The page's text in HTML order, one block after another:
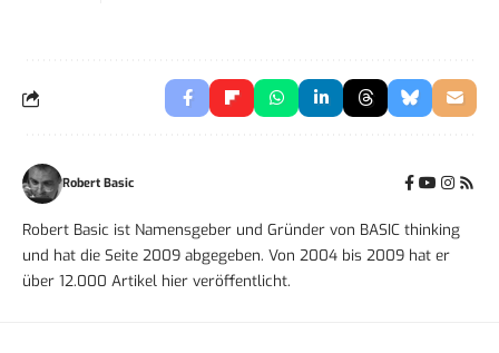
Robert Basic
Robert Basic ist Namensgeber und Gründer von BASIC thinking
und hat die Seite 2009 abgegeben. Von 2004 bis 2009 hat er
über 12.000 Artikel hier veröffentlicht.